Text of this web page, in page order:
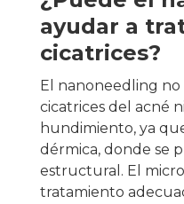
ayudar a
cicatrices?
El nanoneedling no
cicatrices del acné
hundimiento, ya
dérmica, donde se
estructural. El
tratamiento